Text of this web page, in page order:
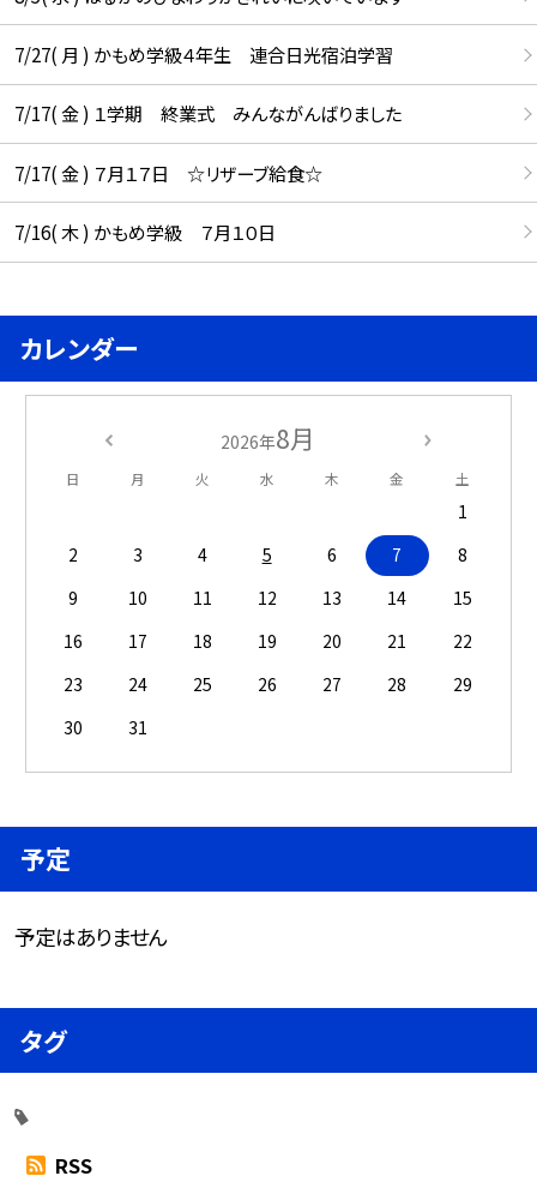
7/27( 月 ) かもめ学級４年生 連合日光宿泊学習
7/17( 金 ) １学期 終業式 みんながんばりました
7/17( 金 ) ７月１７日 ☆リザーブ給食☆
7/16( 木 ) かもめ学級 ７月１０日
カレンダー
2026年8月
日 月 火 水 木 金 土
1
2
3 4 5 6 7
8
9
10 11 12 13 14
15
16
17 18 19 20 21
22
23
24 25 26 27 28
29
30
31
予定
予定はありません
タグ
RSS